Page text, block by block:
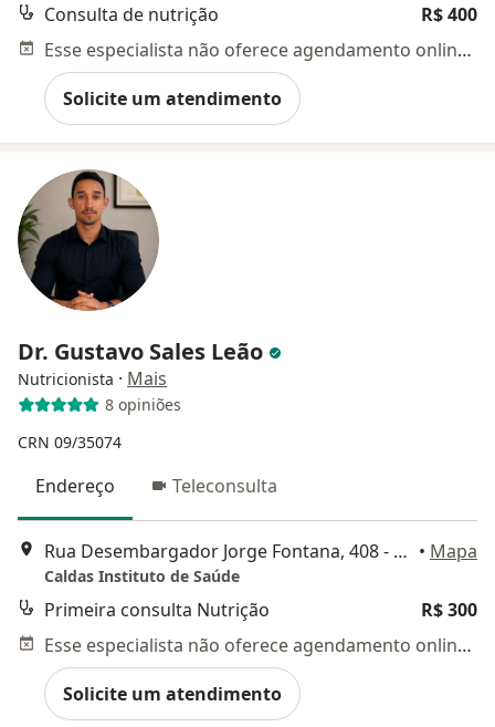
Consulta de nutrição
R$ 400
Esse especialista não oferece agendamento online para esse endereço.
Solicite um atendimento
Dr. Gustavo Sales Leão
Nutricionista · Mais
8 opiniões
CRN 09/35074
Endereço Teleconsulta
Rua Desembargador Jorge Fontana, 408 - sala 1301, Belo Horizonte • Mapa
Caldas Instituto de Saúde
Primeira consulta Nutrição
R$ 300
Esse especialista não oferece agendamento online para esse endereço.
Solicite um atendimento